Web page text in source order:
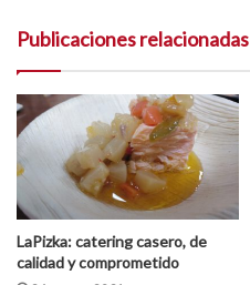
Publicaciones relacionadas
LaPizka: catering casero, de
calidad y comprometido